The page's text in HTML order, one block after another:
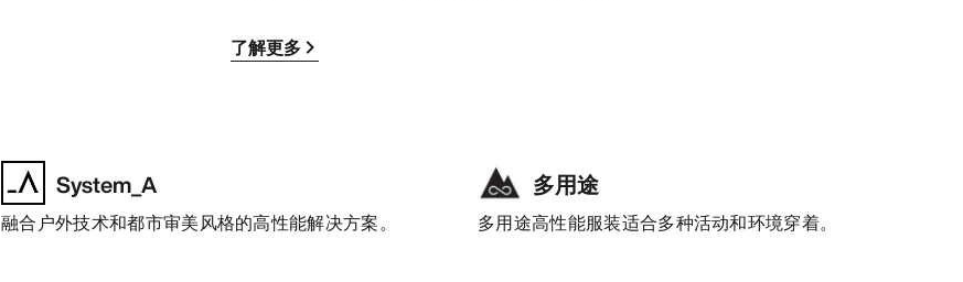
了解更多
System_A
融合户外技术和都市审美风格的高性能解决方案。
多用途
多用途高性能服装适合多种活动和环境穿着。